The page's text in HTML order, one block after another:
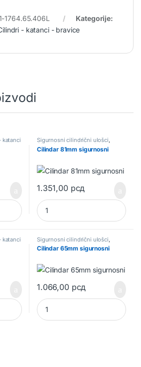
1764.65.406L
Kategorije:
- katanci - bravice
katanci Sigurnosni cilindrični ulošci,
Cilindri - katanci - bravice
Cilindar 81mm sigurnosni
1.351,00 рсд
Cilindar 81mm sigurnosni
katanci Sigurnosni cilindrični ulošci,
Cilindri - katanci - bravice
Cilindar 65mm sigurnosni
1.066,00 рсд
Cilindar 65mm sigurnosni